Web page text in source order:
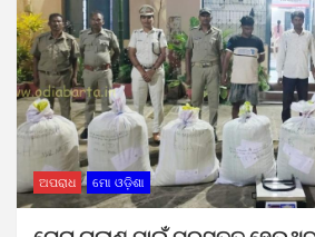
ଅପରାଧ ମୋ ଓଡ଼ିଶା